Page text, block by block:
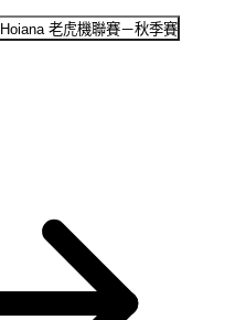
Hoiana 老虎機聯賽－秋季賽